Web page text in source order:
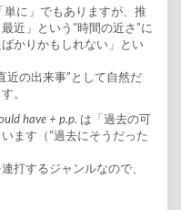
単に」でもありますが、推
近」という“時間の近さ”に
かりかもしれない」とい
近の出来事”として自然だ
。
have + p.p. は「過去の可
ます（“過去にそうだった
打するジャンルなので、